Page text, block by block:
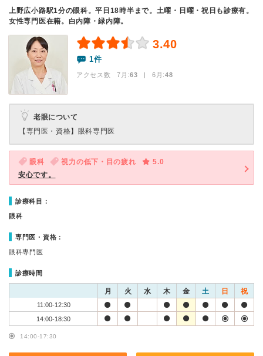
上野広小路駅1分の眼科。平日18時半まで。土曜・日曜・祝日も診療有。
女性専門医在籍。白内障・緑内障。
3.40
1件
アクセス数 7月:63 | 6月:48
老眼について
【専門医・資格】 眼科専門医
眼科 視力の低下・目の疲れ
5.0
安心です。
診療科目：
眼科
専門医・資格：
眼科専門医
診療時間
月 火 水 木 金 土 日 祝
11:00-12:30
14:00-18:30
14:00-17:30